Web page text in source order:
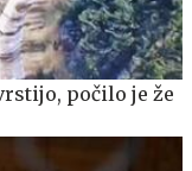
počilo je že